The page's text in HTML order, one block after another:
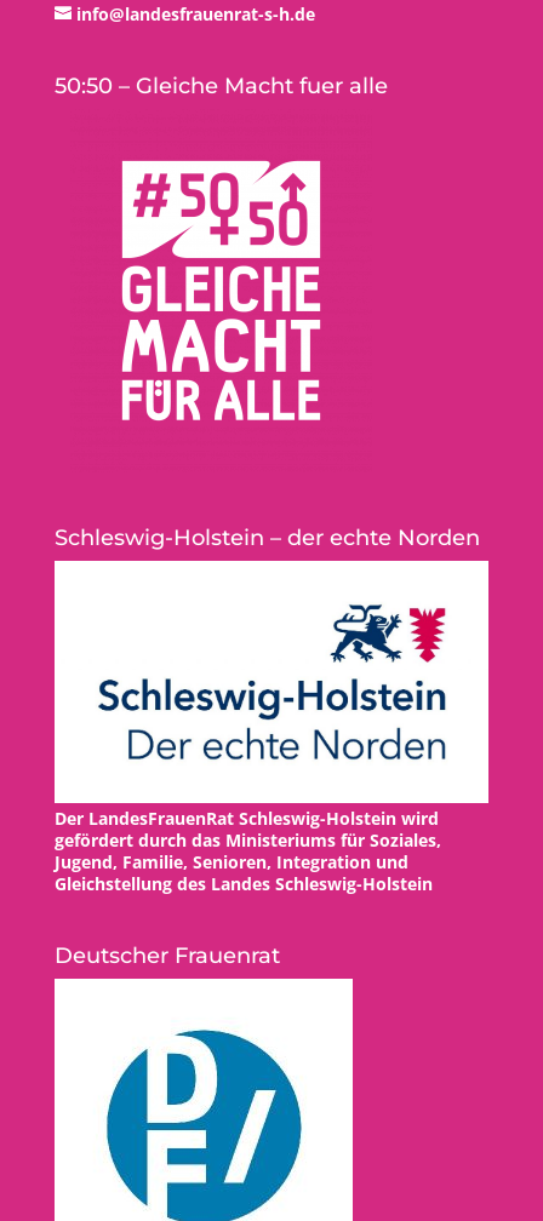
info@landesfrauenrat-s-h.de
50:50 – Gleiche Macht fuer alle
Schleswig-Holstein – der echte Norden
Der LandesFrauenRat Schleswig-Holstein wird
gefördert durch das Ministeriums für Soziales,
Jugend, Familie, Senioren, Integration und
Gleichstellung des Landes Schleswig-Holstein
Deutscher Frauenrat